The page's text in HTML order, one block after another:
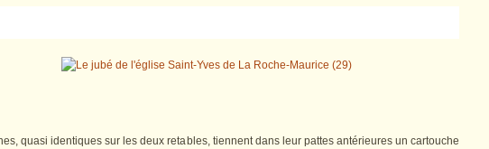
quasi identiques sur les deux retables, tiennent dans leur pattes antérieures un cartouche